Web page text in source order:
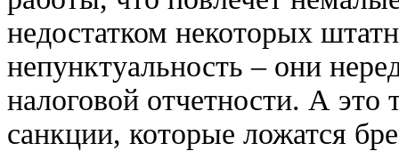
недостатком некоторых
непунктуальность – они
налоговой отчетности. А
санкции, которые ложатся